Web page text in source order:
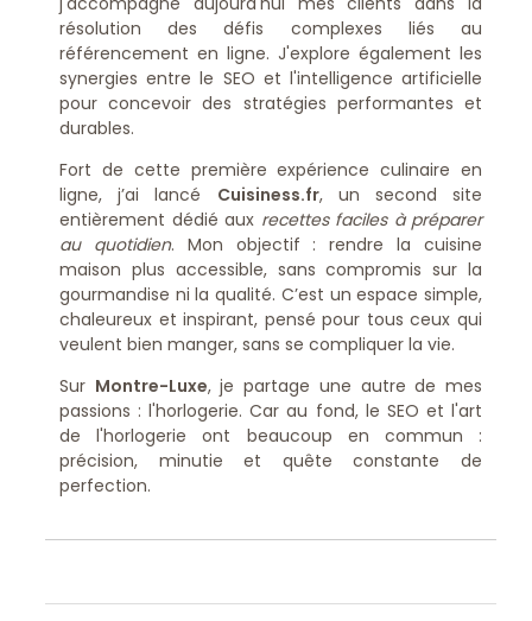
résolution des défis complexes liés au
référencement en ligne. J'explore également les
synergies entre le SEO et l'intelligence artificielle
pour concevoir des stratégies performantes et
durables.
Fort de cette première expérience culinaire en
ligne, j’ai lancé Cuisiness.fr, un second site
entièrement dédié aux recettes faciles à préparer
au quotidien. Mon objectif : rendre la cuisine
maison plus accessible, sans compromis sur la
gourmandise ni la qualité. C’est un espace simple,
chaleureux et inspirant, pensé pour tous ceux qui
veulent bien manger, sans se compliquer la vie.
Sur Montre-Luxe, je partage une autre de mes
passions : l'horlogerie. Car au fond, le SEO et l'art
de l'horlogerie ont beaucoup en commun :
précision, minutie et quête constante de
perfection.